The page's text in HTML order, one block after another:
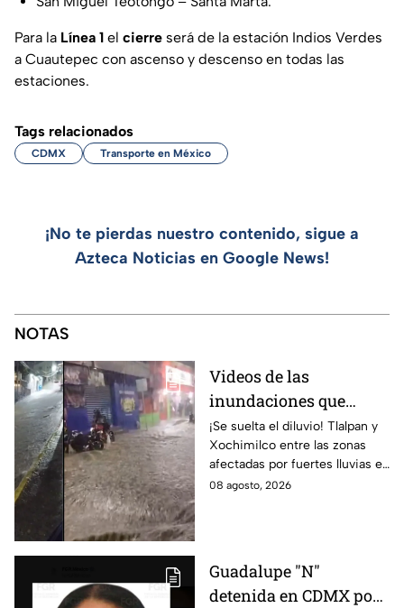
Para la Línea 1 el cierre será de la estación Indios Verdes
a Cuautepec con ascenso y descenso en todas las
estaciones.
Tags relacionados
CDMX Transporte en México
¡No te pierdas nuestro contenido, sigue a
Azteca Noticias en Google News!
NOTAS
Videos de las
inundaciones que
dejaron las lluvias en
Tlalpan y Xochimilco
por lluvias intensas
¡Se suelta el diluvio! Tlalpan y
Xochimilco entre las zonas
afectadas por fuertes lluvias en
CDMX. Conce qué otras
08 agosto, 2026
Guadalupe "N"
detenida en CDMX por